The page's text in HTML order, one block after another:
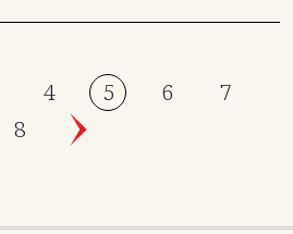
4 5 6
7
8